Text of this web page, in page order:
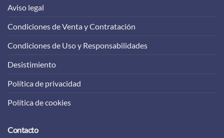
Aviso legal
Condiciones de Venta y Contratación
Condiciones de Uso y Responsabilidades
Desistimiento
Política de privacidad
Política de cookies
Contacto